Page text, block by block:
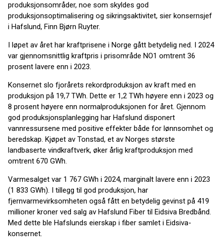
produksjonsområder, noe som skyldes god
produksjonsoptimalisering og sikringsaktivitet, sier konsernsjef
i Hafslund, Finn Bjørn Ruyter.
I løpet av året har kraftprisene i Norge gått betydelig ned. I 2024
var gjennomsnittlig kraftpris i prisområde NO1 omtrent 36
prosent lavere enn i 2023.
Konsernet slo fjorårets rekordproduksjon av kraft med en
produksjon på 19,7 TWh. Dette er 1,2 TWh høyere enn i 2023 og
8 prosent høyere enn normalproduksjonen for året. Gjennom
god produksjonsplanlegging har Hafslund disponert
vannressursene med positive effekter både for lønnsomhet og
beredskap. Kjøpet av Tonstad, et av Norges største
landbaserte vindkraftverk, øker årlig kraftproduksjon med
omtrent 670 GWh.
Varmesalget var 1 767 GWh i 2024, marginalt lavere enn i 2023
(1 833 GWh). I tillegg til god produksjon, har
fjernvarmevirksomheten også fått en betydelig gevinst på 419
millioner kroner ved salg av Hafslund Fiber til Eidsiva Bredbånd.
Med dette ble Hafslunds eierskap i fiber samlet i Eidsiva-
konsernet.